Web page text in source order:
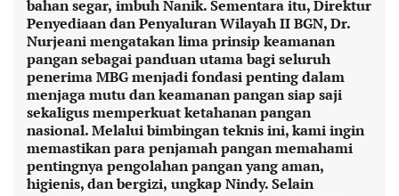
bahan segar, imbuh Nanik. Sementara itu, Direktur
Penyediaan dan Penyaluran Wilayah II BGN, Dr.
Nurjeani mengatakan lima prinsip keamanan
pangan sebagai panduan utama bagi seluruh
penerima MBG menjadi fondasi penting dalam
menjaga mutu dan keamanan pangan siap saji
sekaligus memperkuat ketahanan pangan
nasional. Melalui bimbingan teknis ini, kami ingin
memastikan para penjamah pangan memahami
pentingnya pengolahan pangan yang aman,
higienis, dan bergizi, ungkap Nindy. Selain